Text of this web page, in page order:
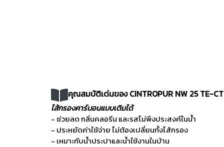
คุณสมบัติเด่นของ CINTROPUR NW 25 TE-
ไส้กรองคาร์บอนแบบเติมได้
- ช่วยลด กลิ่นคลอรีน และรสไม่พึงประสงค์ในน้ำ
- ประหยัดค่าใช้จ่าย ไม่ต้องเปลี่ยนทั้งไส้กรอง
- เหมาะกับน้ำประปาและน้ำใช้งานในบ้าน